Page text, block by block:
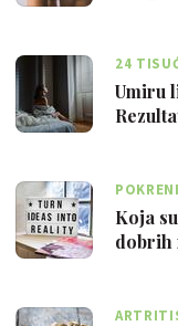
24
Umiru
Koja
dobrih